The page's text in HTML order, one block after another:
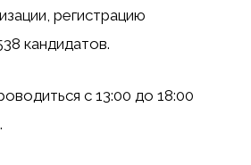
регистрацию
кандидатов.
с 13:00 до 18:00